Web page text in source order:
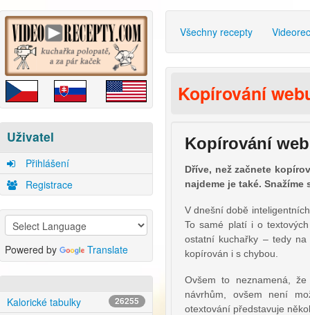
Uživatel
Přihlášení
Registrace
Powered by Translate
Kalorické tabulky 26255
Všechny recepty
Kopírování
Kopírování
Dříve, než začnete
najdeme je také.
V dnešní době
To samé platí i o
ostatní kuchařky – tedy
kopírován i s chybou.
Ovšem to neznamená,
návrhům, ovšem není
otextování představuje